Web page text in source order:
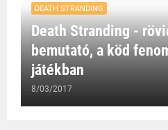
DEATH STRANDING
Death Stranding -
bemutató, a köd
játékban
8/03/2017